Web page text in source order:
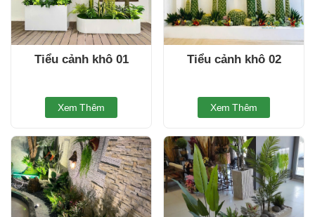
Tiểu cảnh khô 01
Xem Thêm
Tiểu cảnh khô 02
Xem Thêm